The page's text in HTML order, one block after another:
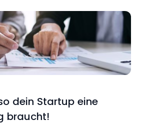
dein Startup eine
braucht!